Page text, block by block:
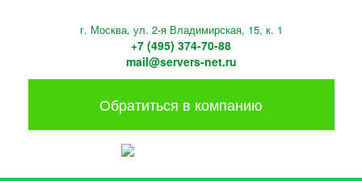
г. Москва, ул. 2-я Владимирская, 15, к. 1
+7 (495) 374-70-88
mail@servers-net.ru
Обратиться в компанию